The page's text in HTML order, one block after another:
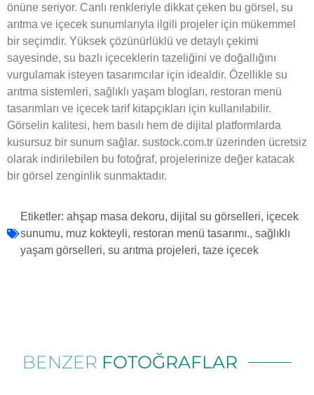
önüne seriyor. Canlı renkleriyle dikkat çeken bu görsel, su
arıtma ve içecek sunumlarıyla ilgili projeler için mükemmel
bir seçimdir. Yüksek çözünürlüklü ve detaylı çekimi
sayesinde, su bazlı içeceklerin tazeliğini ve doğallığını
vurgulamak isteyen tasarımcılar için idealdir. Özellikle su
arıtma sistemleri, sağlıklı yaşam blogları, restoran menü
tasarımları ve içecek tarif kitapçıkları için kullanılabilir.
Görselin kalitesi, hem basılı hem de dijital platformlarda
kusursuz bir sunum sağlar. sustock.com.tr üzerinden ücretsiz
olarak indirilebilen bu fotoğraf, projelerinize değer katacak
bir görsel zenginlik sunmaktadır.
Etiketler: ahşap masa dekoru, dijital su görselleri, içecek
sunumu, muz kokteyli, restoran menü tasarımı., sağlıklı
yaşam görselleri, su arıtma projeleri, taze içecek
BENZER FOTOĞRAFLAR